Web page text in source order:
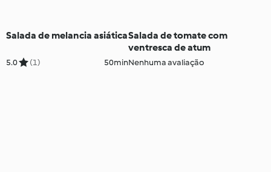
Salada de melancia asiática
5.0 (1) 50min
Salada de tomate com
ventresca de atum
Nenhuma avaliação